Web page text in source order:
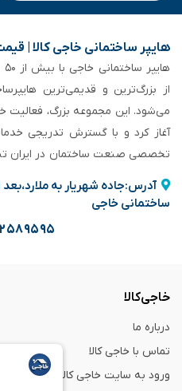
هایپر ساختمانی خاجی‌ کالا |
از بزرگ‌ترین و قدیمی‌ترین
می‌شود. این مجموعه بزرگ، فعالیت
آغاز کرد و با گسترش تدریجی
تخصصی صنعت ساختمان در ایران
آدرس:جاده شهریار به
ساختمانی خاجی
خاجی‌کالا
درباره ما
تماس با خاجی کالا
ورود به سایت خاجی‌ کالا